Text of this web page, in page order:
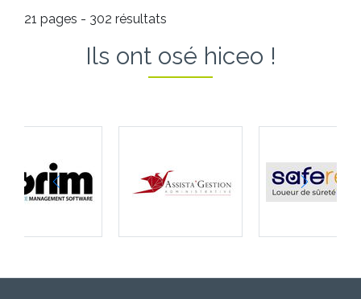
21 pages - 302 résultats
Ils ont osé hiceo !